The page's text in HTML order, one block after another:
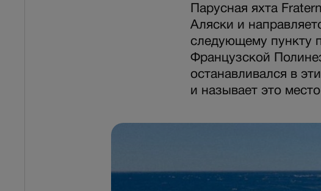
Парусная яхта
Аляски и
следующему пункту
Французской
останавливался в
и называет это